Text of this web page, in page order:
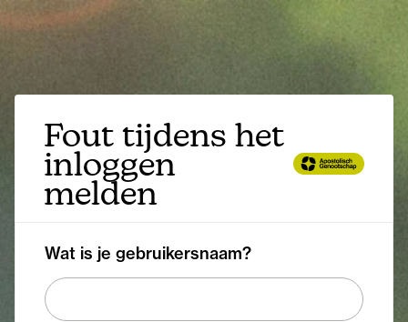
Fout tijdens het
inloggen
melden
Wat is je gebruikersnaam?